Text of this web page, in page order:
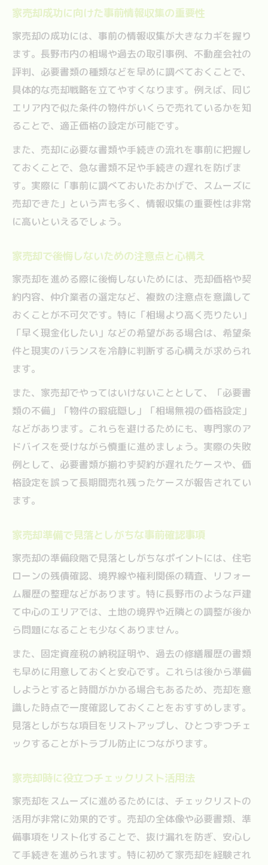
家売却で重要な注意点とリスク回避方法
家売却準備で失敗しないための心構え
家売却トラブルを未然に防ぐ実践的対策
家売却時にやってはいけないことを知る
スムーズな家売却に役立つ実践チェックリスト
家売却を円滑に進めるための準備リスト
家売却に役立つ必要書類の確認ポイント
家売却時にやるべきことを整理する方法
納得できる売却を叶える安心の準備法
家売却で安心感を得るための全体像把握
家売却に失敗しないための準備ステップ
家売却後も安心できる準備のポイント解説
家売却で後悔しないための安心対策
家売却成功に向けた事前情報収集の重要性
家売却の成功には、事前の情報収集が大きなカギを握り
ます。長野市内の相場や過去の取引事例、不動産会社の
評判、必要書類の種類などを早めに調べておくことで、
具体的な売却戦略を立てやすくなります。例えば、同じ
エリア内で似た条件の物件がいくらで売れているかを知
ることで、適正価格の設定が可能です。
また、売却に必要な書類や手続きの流れを事前に把握し
ておくことで、急な書類不足や手続きの遅れを防げま
す。実際に「事前に調べておいたおかげで、スムーズに
売却できた」という声も多く、情報収集の重要性は非常
に高いといえるでしょう。
家売却で後悔しないための注意点と心構え
家売却を進める際に後悔しないためには、売却価格や契
約内容、仲介業者の選定など、複数の注意点を意識して
おくことが不可欠です。特に「相場より高く売りたい」
「早く現金化したい」などの希望がある場合は、希望条
件と現実のバランスを冷静に判断する心構えが求められ
ます。
また、家売却でやってはいけないこととして、「必要書
類の不備」「物件の瑕疵隠し」「相場無視の価格設定」
などがあります。これらを避けるためにも、専門家のア
ドバイスを受けながら慎重に進めましょう。実際の失敗
例として、必要書類が揃わず契約が遅れたケースや、価
格設定を誤って長期間売れ残ったケースが報告されてい
ます。
家売却準備で見落としがちな事前確認事項
家売却の準備段階で見落としがちなポイントには、住宅
ローンの残債確認、境界線や権利関係の精査、リフォー
ム履歴の整理などがあります。特に長野市のような戸建
て中心のエリアでは、土地の境界や近隣との調整が後か
ら問題になることも少なくありません。
また、固定資産税の納税証明や、過去の修繕履歴の書類
も早めに用意しておくと安心です。これらは後から準備
しようとすると時間がかかる場合もあるため、売却を意
識した時点で一度確認しておくことをおすすめします。
見落としがちな項目をリストアップし、ひとつずつチェ
ックすることがトラブル防止につながります。
家売却時に役立つチェックリスト活用法
家売却をスムーズに進めるためには、チェックリストの
活用が非常に効果的です。売却の全体像や必要書類、準
備事項をリスト化することで、抜け漏れを防ぎ、安心し
て手続きを進められます。特に初めて家売却を経験され